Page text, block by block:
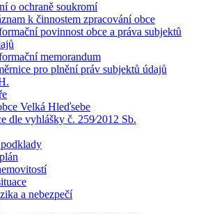
o ochraně soukromí
k činnostem zpracování obce
povinnost obce a práva subjektů
memorandum
pro plnění práv subjektů údajů
Velká Hleďsebe
dle vyhlášky č. 259⁄2012 Sb.
a nebezpečí